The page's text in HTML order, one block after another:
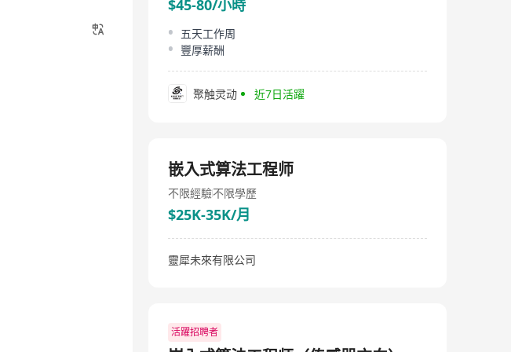
$45-80/小時
五天工作周
豐厚薪酬
聚触灵动 近7日活躍
嵌入式算法工程师
不限經驗不限學歷
$25K-35K/月
靈犀未來有限公司
活躍招聘者